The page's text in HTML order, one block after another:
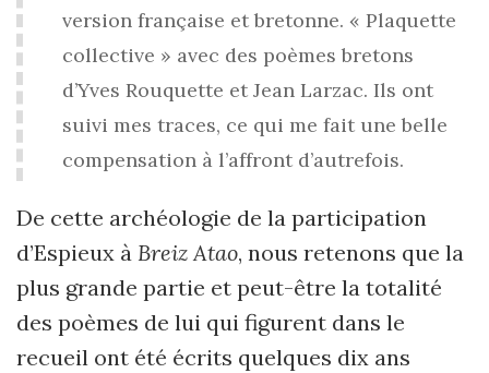
version française et bretonne. « Plaquette
collective » avec des poèmes bretons
d’Yves Rouquette et Jean Larzac. Ils ont
suivi mes traces, ce qui me fait une belle
compensation à l’affront d’autrefois.
De cette archéologie de la participation
d’Espieux à Breiz Atao, nous retenons que la
plus grande partie et peut-être la totalité
des poèmes de lui qui figurent dans le
recueil ont été écrits quelques dix ans